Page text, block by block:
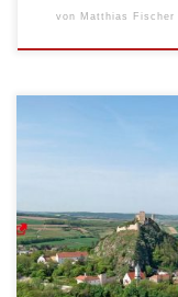
von Matthias Fischer